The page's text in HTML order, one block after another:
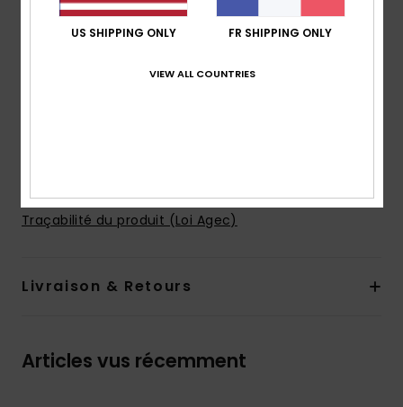
niveau des cuisses et straight au niveau des jambes
taille : taille fixe avec zip et fermeture boutonnée
Traçabilité du produit (Loi Agec)
Livraison & Retours
Articles vus récemment
US SHIPPING ONLY FR SHIPPING ONLY
VIEW ALL COUNTRIES